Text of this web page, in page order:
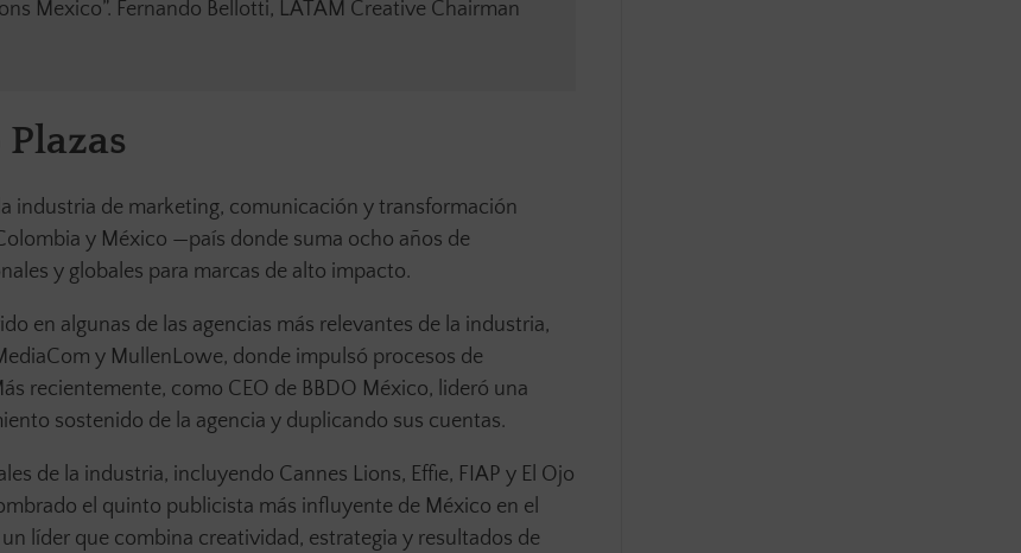
Mexico”. Fernando Bellotti, LATAM Creative Chairman
industria de marketing, comunicación y transformación
y México —país donde suma ocho años de
y globales para marcas de alto impacto.
en algunas de las agencias más relevantes de la industria,
y MullenLowe, donde impulsó procesos de
recientemente, como CEO de BBDO México, lideró una
sostenido de la agencia y duplicando sus cuentas.
de la industria, incluyendo Cannes Lions, Effie, FIAP y El Ojo
el quinto publicista más influyente de México en el
líder que combina creatividad, estrategia y resultados de